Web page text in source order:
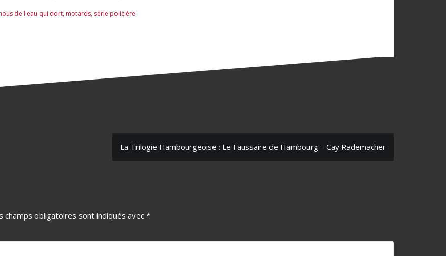
de l'eau qui dort,motards, série policière
La Trilogie Hambourgeoise : Le Faussaire de Hambourg – Cay Rademacher
champs obligatoires sont indiqués avec *